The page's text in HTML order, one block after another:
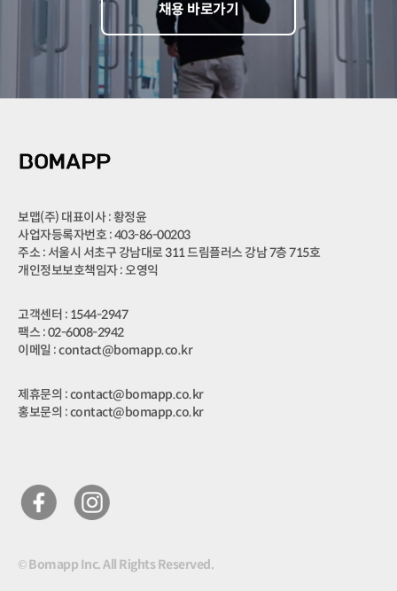
채용 바로가기
보맵(주) 대표이사 : 황정윤
사업자등록자번호 : 403-86-00203
주소 : 서울시 서초구 강남대로 311 드림플러스 강남 7층 715호
개인정보보호책임자 : 오영익
고객센터 : 1544-2947
팩스 : 02-6008-2942
이메일 : contact@bomapp.co.kr
제휴문의 : contact@bomapp.co.kr
홍보문의 : contact@bomapp.co.kr
© Bomapp Inc. All Rights Reserved.